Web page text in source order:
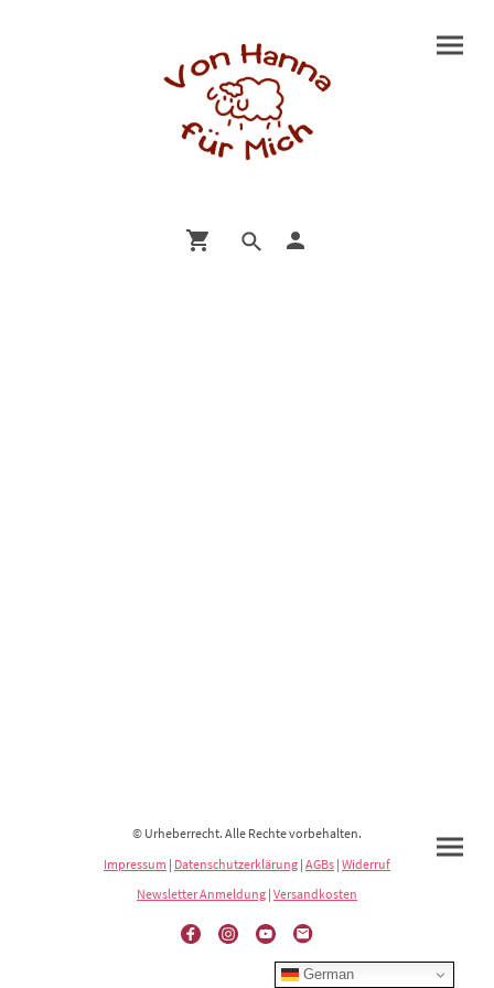
© Urheberrecht. Alle Rechte vorbehalten.
Impressum | Datenschutzerklärung | AGBs | Widerruf
Newsletter Anmeldung | Versandkosten
German